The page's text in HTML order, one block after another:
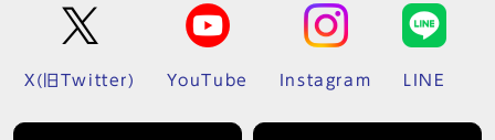
X(旧Twitter) YouTube Instagram LINE